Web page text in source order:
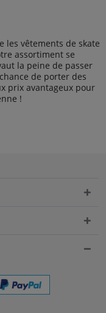
les vêtements de skate
assortiment se
la peine de passer
de porter des
prix avantageux pour
!